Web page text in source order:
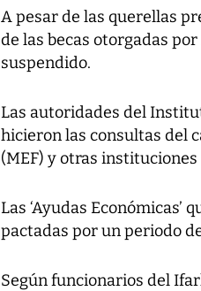
A pesar de las querellas
de las becas otorgadas
suspendido.
Las autoridades del
hicieron las consultas del
(MEF) y otras
Las ‘Ayudas
pactadas por un periodo
Según funcionarios del